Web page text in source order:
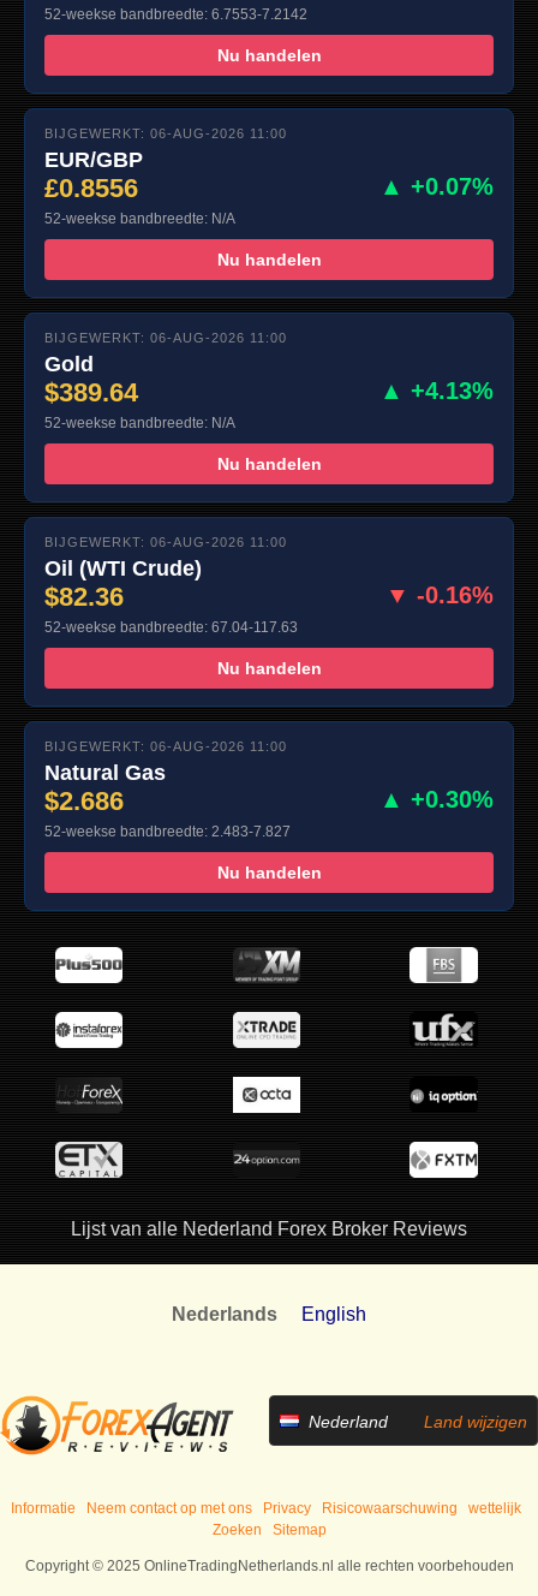
52-weekse bandbreedte: 6.7553-7.2142
Nu handelen
BIJGEWERKT: 06-AUG-2026 11:00
EUR/GBP
£0.8556 ▲ +0.07%
52-weekse bandbreedte: N/A
Nu handelen
BIJGEWERKT: 06-AUG-2026 11:00
Gold
$389.64 ▲ +4.13%
52-weekse bandbreedte: N/A
Nu handelen
BIJGEWERKT: 06-AUG-2026 11:00
Oil (WTI Crude)
$82.36 ▼ -0.16%
52-weekse bandbreedte: 67.04-117.63
Nu handelen
BIJGEWERKT: 06-AUG-2026 11:00
Natural Gas
$2.686 ▲ +0.30%
52-weekse bandbreedte: 2.483-7.827
Nu handelen
Lijst van alle Nederland Forex Broker Reviews
Nederlands English
Nederland Land wijzigen
Informatie Neem contact op met ons Privacy Risicowaarschuwing
wettelijk
Zoeken
Sitemap
Copyright © 2025 OnlineTradingNetherlands.nl alle rechten voorbehouden